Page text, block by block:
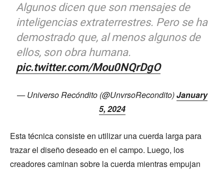
Algunos dicen que son mensajes de
inteligencias extraterrestres. Pero se ha
demostrado que, al menos algunos de
ellos, son obra humana.
pic.twitter.com/Mou0NQrDgO
— Universo Recóndito (@UnvrsoRecondito)January
5, 2024
Esta técnica consiste en utilizar una cuerda larga para
trazar el diseño deseado en el campo. Luego, los
creadores caminan sobre la cuerda mientras empujan